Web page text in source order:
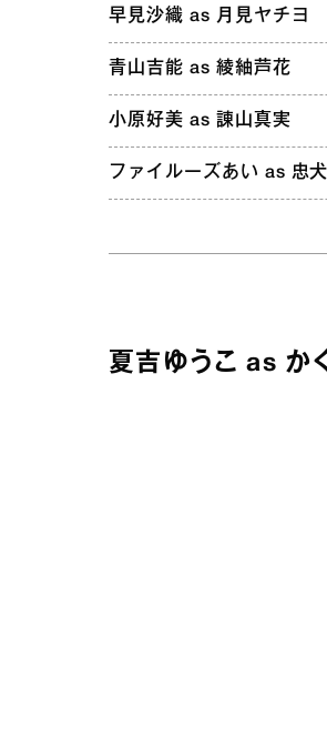
早見沙織 as 月見ヤチヨ
青山吉能 as 綾紬芦花
小原好美 as 諌山真実
ファイルーズあい as 忠
夏吉ゆうこ as か